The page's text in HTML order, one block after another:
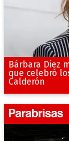
Bárbara Diez
que celebró
Calderón